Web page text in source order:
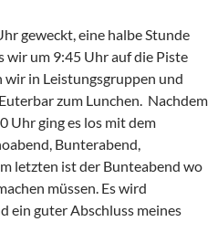
geweckt, eine halbe Stunde
wir um 9:45 Uhr auf die Piste
in Leistungsgruppen und
zum Lunchen. Nachdem
Uhr ging es los mit dem
Bunterabend,
letzten ist der Bunteabend wo
müssen. Es wird
ein guter Abschluss meines